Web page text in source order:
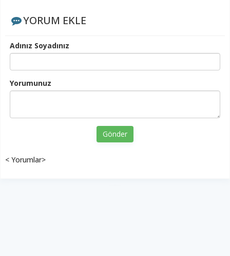
YORUM EKLE
Adınız Soyadınız
Yorumunuz
Gönder
< Yorumlar>